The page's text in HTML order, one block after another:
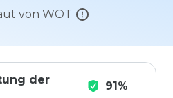
von WOT
der
91%